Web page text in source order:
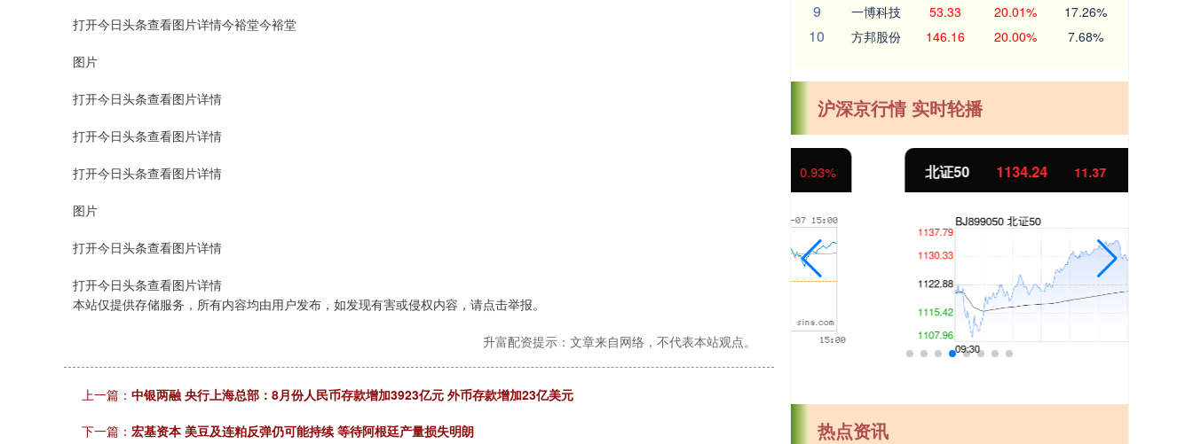
打开今日头条查看图片详情今裕堂今裕堂
图片
打开今日头条查看图片详情
打开今日头条查看图片详情
打开今日头条查看图片详情
图片
打开今日头条查看图片详情
打开今日头条查看图片详情
本站仅提供存储服务，所有内容均由用户发布，如发现有害或侵权内容，请点击举报。
升富配资提示：文章来自网络，不代表本站观点。
上一篇： 中银两融 央行上海总部：8月份人民币存款增加3923亿元 外币存款增加23亿美元
下一篇： 宏基资本 美豆及连粕反弹仍可能持续 等待阿根廷产量损失明朗
9 一博科技 53.33 20.01% 17.26%
10 方邦股份 146.16 20.00% 7.68%
沪深京行情 实时轮播
1.02% 深证成指 1134.24 11.37 1.01%
热点资讯